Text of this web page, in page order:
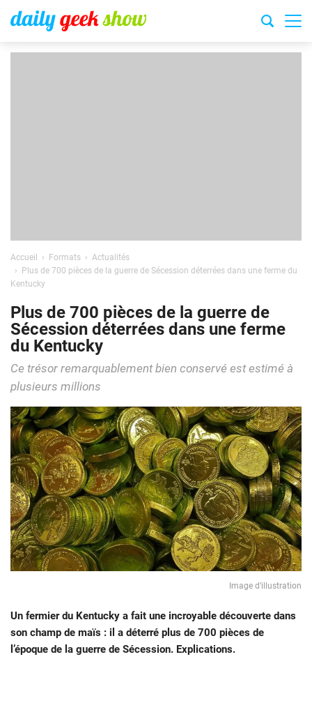
Accueil Formats
Actualités
Plus de 700 pièces de la guerre de Sécession déterrées dans une ferme du
Kentucky
Plus de 700 pièces de la guerre de
Sécession déterrées dans une ferme
du Kentucky
Ce trésor remarquablement bien conservé est estimé à
plusieurs millions
Image d’illustration
Un fermier du Kentucky a fait une incroyable découverte dans
son champ de maïs : il a déterré plus de 700 pièces de
l’époque de la guerre de Sécession. Explications.